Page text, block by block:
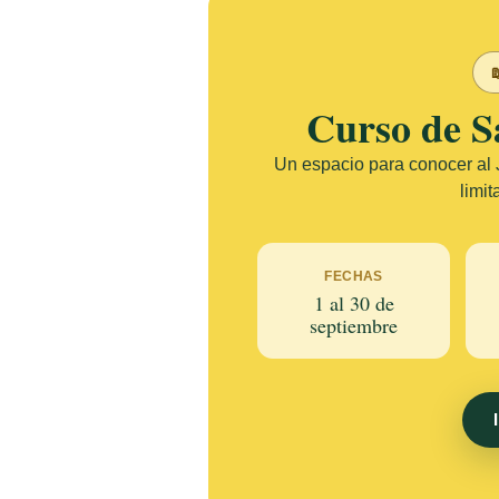
Curso de
Un espacio para conocer al
FECHAS
1 al 30 de
septiembre